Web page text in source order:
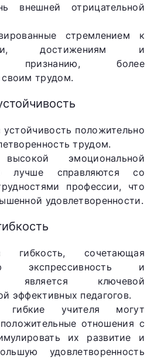
внешней отрицательной
стремлением к
достижениям и
признанию, более
трудом.
положительно
трудом.
эмоциональной
лучше справляются со
профессии, что
удовлетворенности.
гибкость, сочетающая
экспрессивность и
является ключевой
эффективных педагогов.
гибкие учителя могут
отношения с
их развитие и
удовлетворенность